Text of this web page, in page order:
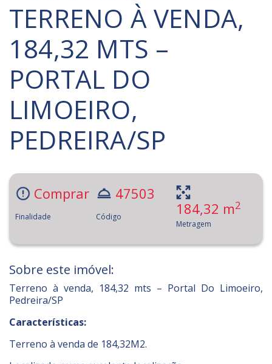
TERRENO À VENDA,
184,32 MTS –
PORTAL DO
LIMOEIRO,
PEDREIRA/SP
Comprar
Finalidade
47503
Código 184,32 m2
Metragem
Sobre este imóvel:
Terreno à venda, 184,32 mts – Portal Do Limoeiro,
Pedreira/SP
Características:
Terreno à venda de 184,32M2.